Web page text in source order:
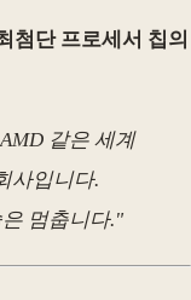
첨단 프로세서 칩의
같은 세계
사입니다.
멈춥니다."